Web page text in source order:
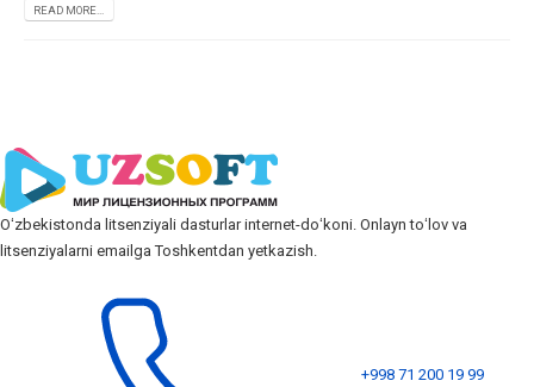
READ MORE...
Oʻzbekistonda litsenziyali dasturlar internet-doʻkoni. Onlayn toʻlov va
litsenziyalarni emailga Toshkentdan yetkazish.
+998 71 200 19 99